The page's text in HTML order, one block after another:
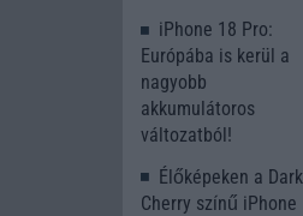
iPhone 18 Pro:
Európába is kerül a
nagyobb
akkumulátoros
változatból!
Élőképeken a Dark
Cherry színű iPhone